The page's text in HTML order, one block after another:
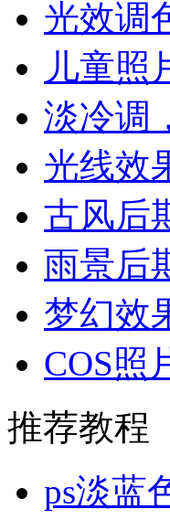
光效调
儿童照
淡冷调
光线效
古风后
雨景后
梦幻效
COS照
推荐教程
ps淡蓝